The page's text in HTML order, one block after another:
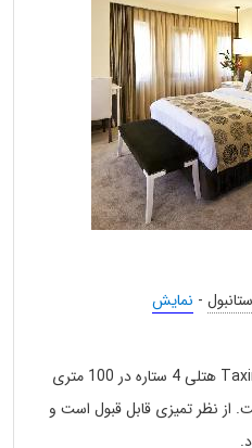
- نمایش
هتل تکسیم تاون استانبول Taximtown هتلی 4 ستاره در 100 متری
از نظر تمیزی قابل قبول است و